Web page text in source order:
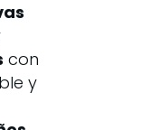
con
y